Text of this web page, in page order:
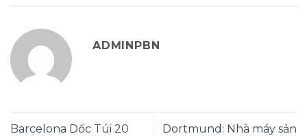
ADMINPBN
Barcelona Dốc Túi 20
Dortmund: Nhà máy sản